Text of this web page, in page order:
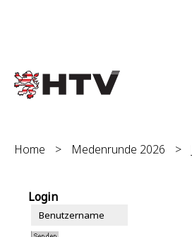
Home > Medenrunde 2026 >
Login